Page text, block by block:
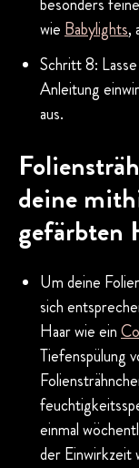
besonders
wieBabylights,
Schritt 8:
Anleitung
aus.
deine
gefärbten
Um deine
sich
Haar wie ein
Tiefenspülung
einmal
der Einwirkzeit